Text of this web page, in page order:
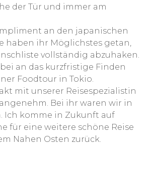
der Tür und immer am
an den japanischen
haben ihr Möglichstes getan,
vollständig abzuhaken.
an das kurzfristige Finden
Foodtour in Tokio.
mit unserer Reisespezialistin
Bei ihr waren wir in
Ich komme in Zukunft auf
für eine weitere schöne Reise
Nahen Osten zurück.